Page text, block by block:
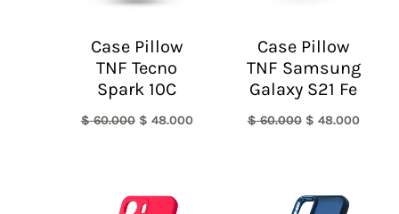
Case Pillow
TNF Tecno
Spark 10C
$60.000 $ 48.000
Case Pillow
TNF Samsung
Galaxy S21 Fe
$60.000 $ 48.000